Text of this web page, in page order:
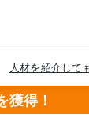
獲得！